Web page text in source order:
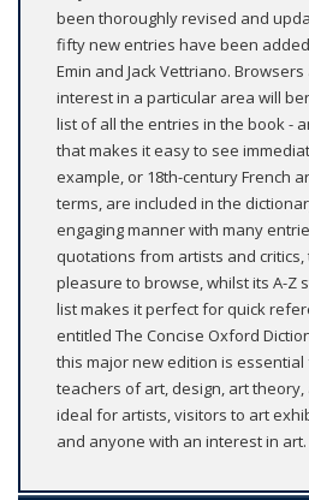
been thoroughly revised and
fifty new entries have been
Emin and Jack Vettriano.
interest in a particular area will
list of all the entries in the book -
that makes it easy to see
example, or 18th-century French
terms, are included in the
engaging manner with many
quotations from artists and critics,
pleasure to browse, whilst its A-Z
list makes it perfect for quick
entitled The Concise Oxford
this major new edition is
teachers of art, design, art
ideal for artists, visitors to art
and anyone with an interest in art.